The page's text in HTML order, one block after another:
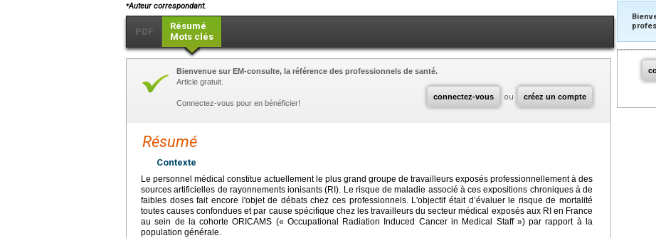
⁎Auteur correspondant.
PDF
Résumé
Mots clés
connectez-vous ou créez un compte
Bienvenue sur EM-consulte, la référence des professionnels de santé.
Article gratuit.
Connectez-vous pour en bénéficier!
Résumé
Contexte
Le personnel médical constitue actuellement le plus grand groupe de travailleurs exposés professionnellement à des
sources artificielles de rayonnements ionisants (RI). Le risque de maladie associé à ces expositions chroniques à de
faibles doses fait encore l'objet de débats chez ces professionnels. L'objectif était d’évaluer le risque de mortalité
toutes causes confondues et par cause spécifique chez les travailleurs du secteur médical exposés aux RI en France
au sein de la cohorte ORICAMS (« Occupational Radiation Induced Cancer in Medical Staff ») par rapport à la
population générale.